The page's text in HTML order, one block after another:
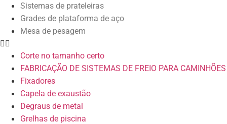
Sistemas de prateleiras
Grades de plataforma de aço
Mesa de pesagem
Corte no tamanho certo
FABRICAÇÃO DE SISTEMAS DE FREIO PARA CAMINHÕES
Fixadores
Capela de exaustão
Degraus de metal
Grelhas de piscina